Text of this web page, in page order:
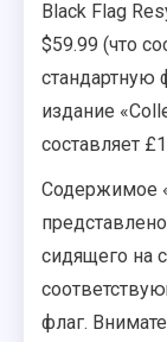
Black Flag
$59.99 (что
стандартную
издание
составляет
Содержимое
сидящего на
флаг.